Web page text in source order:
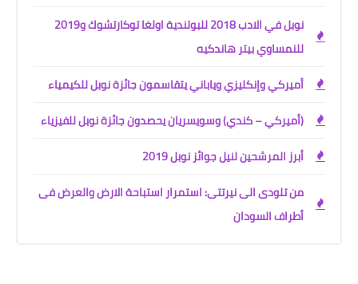
نوبل في الادب 2018 للبولندية اولغا توكارتشوك و2019
للنمساوي بيتر هاندكيه
أميركي وإنكليزي وياباني يتقاسمون جائزة نوبل للكيمياء
(أميركي – كندي) وسويسريان يحصدون جائزة نوبل للفيزياء
أبرز المرشحين لنيل جوائز نوبل 2019
من تلودى الى نيرتتى: استمرار استباحة الارض والعرض فى
أطراف السودان